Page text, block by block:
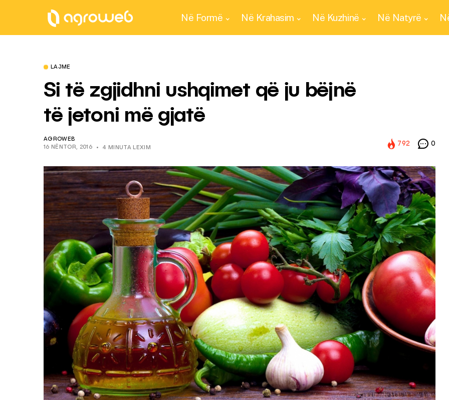
Në Formë Në Krahasim Në Kuzhinë Në Natyrë
LAJME
Si të zgjidhni ushqimet që ju bëjnë
të jetoni më gjatë
AGROWEB
16 NËNTOR, 2016
4 MINUTA LEXIM
792 0